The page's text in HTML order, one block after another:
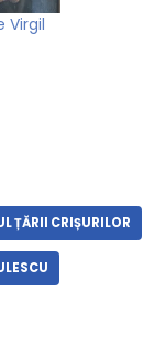
Virgil
ȚĂRII CRIȘURILOR